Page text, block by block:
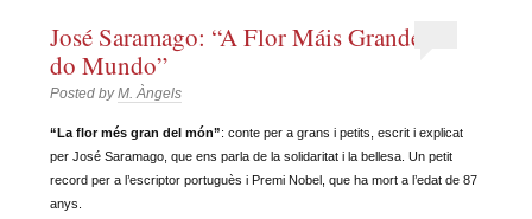
José Saramago: “A Flor Máis Grande
do Mundo”
Posted byM. Àngels
“La flor més gran del món”: conte per a grans i petits, escrit i explicat
per José Saramago, que ens parla de la solidaritat i la bellesa. Un petit
record per a l’escriptor portuguès i Premi Nobel, que ha mort a l’edat de 87
anys.